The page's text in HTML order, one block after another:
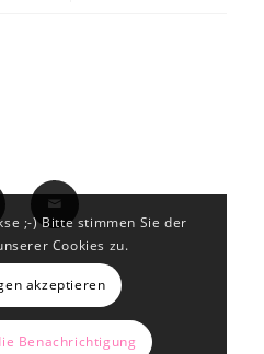
;-) Bitte stimmen Sie der
Cookies zu.
akzeptieren
Benachrichtigung